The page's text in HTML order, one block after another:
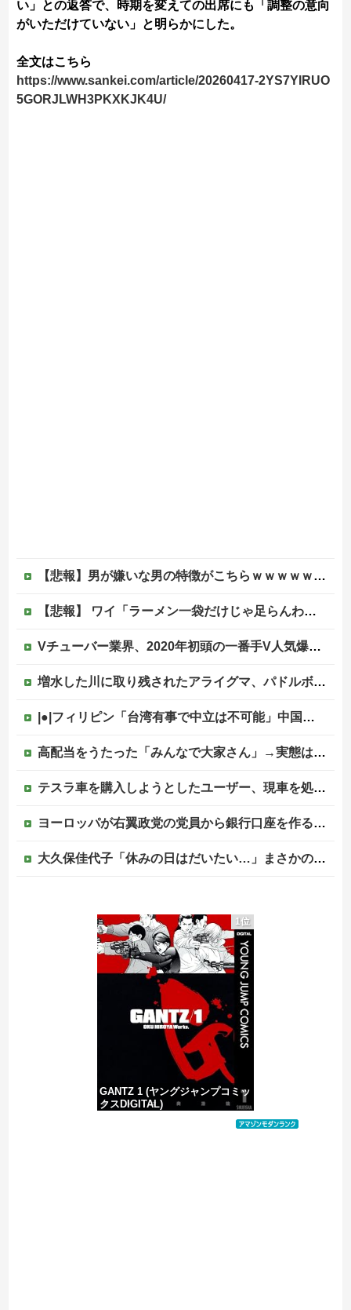
い」との返答で、時期を変えての出席にも「調整の意向
がいただけていない」と明らかにした。
全文はこちら
https://www.sankei.com/article/20260417-2YS7YIRUO
5GORJLWH3PKXKJK4U/
【悲報】男が嫌いな男の特徴がこちらｗｗｗｗｗｗｗｗｗｗ
【悲報】 ワイ「ラーメン一袋だけじゃ足らんわ！二袋作ったろ！」→結果ｗｗｗ
Vチューバー業界、2020年初頭の一番手V人気爆発から何も変わらない……
増水した川に取り残されたアライグマ、パドルボードで救助されて人の脚の下に潜り込む【海外の反応】
|●|フィリピン「台湾有事で中立は不可能」中国に覚悟表明
高配当をうたった「みんなで大家さん」→実態は2881億円の債務超過
テスラ車を購入しようとしたユーザー、現車を処分して代金を支払い、平日の納車日に予定を合わせた結果……
ヨーロッパが右翼政党の党員から銀行口座を作る権利を剥奪、そのせいで皮肉すぎる展開に突入しており……
大久保佳代子「休みの日はだいたい…」まさかの習慣を暴露ｗｗｗ
【速報】外人の医療費未払いが多すぎたので病院が外人の治療を断るようになってしまう
韓国KOSPIで徹底的に儲けたい某海外資本、韓国人投資家に楽観的すぎる未来予測を提示して……
【移民政策反対】イオンの売り場で唐揚げを食う中国人の子供
1位
GANTZ 1 (ヤングジャンプコミッ
クスDIGITAL)
価格：¥100